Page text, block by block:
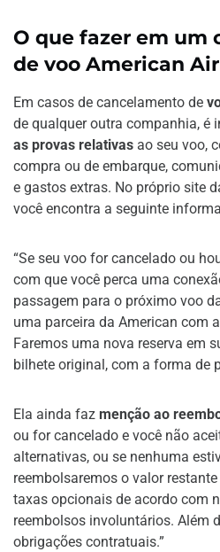
O que fazer em um
de voo American
Em casos de cancelamento de
de qualquer outra companhia, é
as provas relativas ao seu voo,
compra ou de embarque,
e gastos extras. No próprio site
você encontra a seguinte
“Se seu voo for cancelado ou
com que você perca uma
passagem para o próximo voo
uma parceira da American com
Faremos uma nova reserva em
bilhete original, com a forma de
Ela ainda faz menção ao
ou for cancelado e você não
alternativas, ou se nenhuma
reembolsaremos o valor
taxas opcionais de acordo com
reembolsos involuntários. Além
obrigações contratuais.”